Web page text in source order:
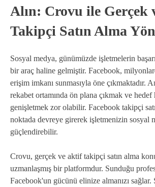
Alın: Crovu ile Gerçek
Takipçi Satın Alma
Sosyal medya, günümüzde işletmelerin
bir araç haline gelmiştir. Facebook,
erişim imkanı sunmasıyla öne çıkmaktadır.
rekabet ortamında ön plana çıkmak ve
genişletmek zor olabilir. Facebook takipçi
noktada devreye girerek işletmenizin sosyal
güçlendirebilir.
Crovu, gerçek ve aktif takipçi satın alma
uzmanlaşmış bir platformdur. Sunduğu
Facebook'un gücünü elinize almanızı sağlar.